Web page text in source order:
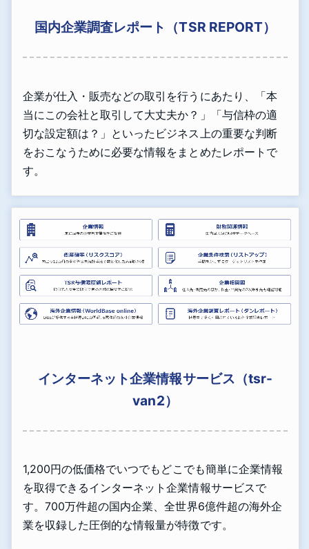
国内企業調査レポート（TSR REPORT）
企業が仕入・販売などの取引を行うにあたり、「本
当にこの会社と取引して大丈夫か？」「与信枠の適
切な設定額は？」といったビジネス上の重要な判断
をおこなうために必要な情報をまとめたレポートで
す。
インターネット企業情報サービス（tsr-
van2）
1,200円の低価格でいつでもどこでも簡単に企業情報
を取得できるインターネット企業情報サービスで
す。700万件超の国内企業、全世界6億件超の海外企
業を収録した圧倒的な情報量が特徴です。